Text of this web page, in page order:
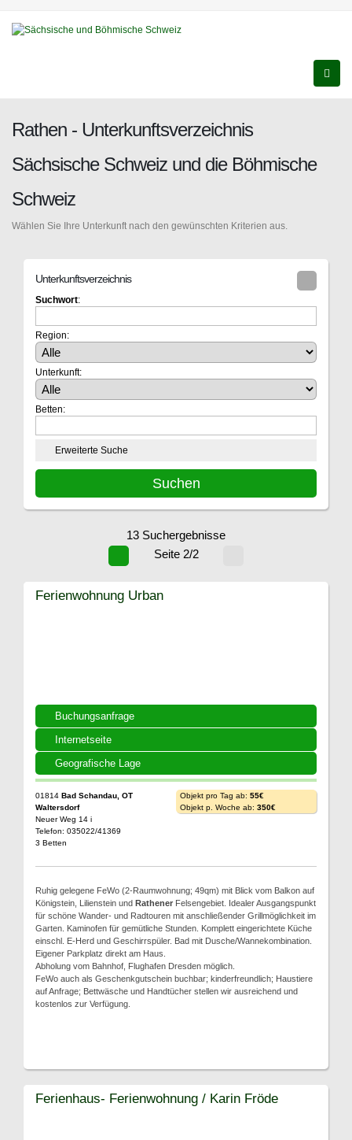
Rathen - Unterkunftsverzeichnis
Sächsische Schweiz und die Böhmische
Schweiz
Wählen Sie Ihre Unterkunft nach den gewünschten Kriterien aus.
Unterkunftsverzeichnis
Suchwort:
Region:
Unterkunft:
Betten:
Erweiterte Suche
13 Suchergebnisse
Seite 2/2
Buchungsanfrage
Internetseite
Geografische Lage
Ferienwohnung Urban
01814 Bad Schandau, OT
Waltersdorf
Neuer Weg 14 i
Telefon: 035022/41369
3 Betten
Objekt pro Tag ab: 55€
Objekt p. Woche ab: 350€
Ruhig gelegene FeWo (2-Raumwohnung; 49qm) mit Blick vom Balkon auf
Königstein, Lilienstein und Rathener Felsengebiet. Idealer Ausgangspunkt
für schöne Wander- und Radtouren mit anschließender Grillmöglichkeit im
Garten. Kaminofen für gemütliche Stunden. Komplett eingerichtete Küche
einschl. E-Herd und Geschirrspüler. Bad mit Dusche/Wannekombination.
Eigener Parkplatz direkt am Haus.
Abholung vom Bahnhof, Flughafen Dresden möglich.
FeWo auch als Geschenkgutschein buchbar; kinderfreundlich; Haustiere
auf Anfrage; Bettwäsche und Handtücher stellen wir ausreichend und
kostenlos zur Verfügung.
Ferienhaus- Ferienwohnung / Karin Fröde